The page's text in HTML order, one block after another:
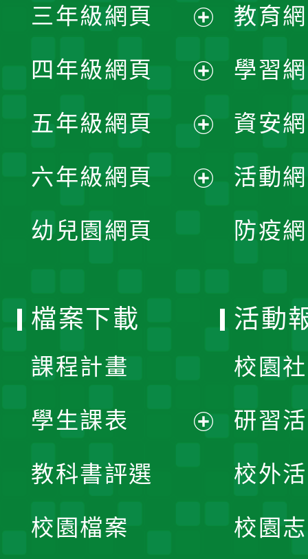
選
單
開
選
單
三年級網頁
開
選
單
四年級網頁
開
選
五年級網頁
開
六年級網頁
幼兒園網頁
教育
學習
資安
活動
防疫
檔案下載
課程計畫
學生課表
教科書評選
校園檔案
活動
校園
研習
校外
校園